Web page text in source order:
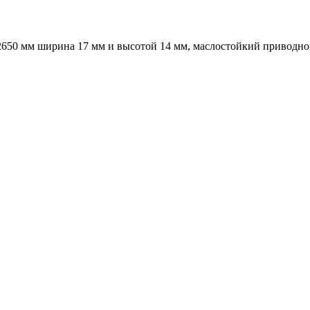
мм ширина 17 мм и высотой 14 мм, маслостойкий